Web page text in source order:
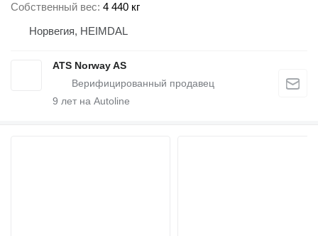
Собственный вес 4 440 кг
Норвегия, HEIMDAL
ATS Norway AS
9 лет на Autoline